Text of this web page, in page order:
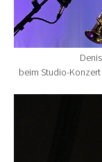
beim Studio-